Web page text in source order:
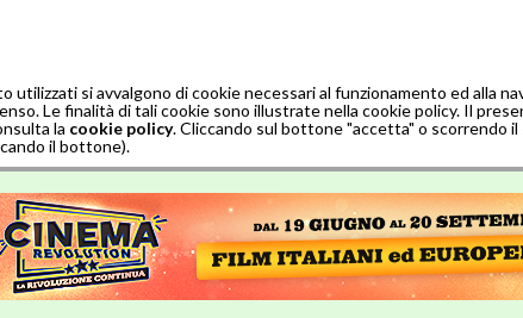
si avvalgono di cookie necessari al funzionamento ed alla
Le finalità di tali cookie sono illustrate nella cookie policy. Il
la cookie policy. Cliccando sul bottone "accetta" o scorrendo
il bottone).